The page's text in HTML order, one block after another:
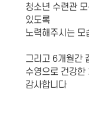
청소년 수련관
있도록
노력해주시는 모
그리고 6개월간
수영으로 건강한
감사합니다